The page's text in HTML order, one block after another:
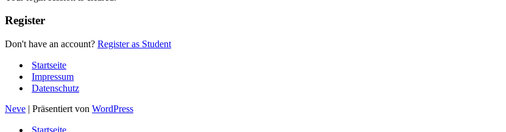
Register
Don't have an account? Register as Student
Startseite
Impressum
Datenschutz
Neve | Präsentiert von WordPress
Startseite